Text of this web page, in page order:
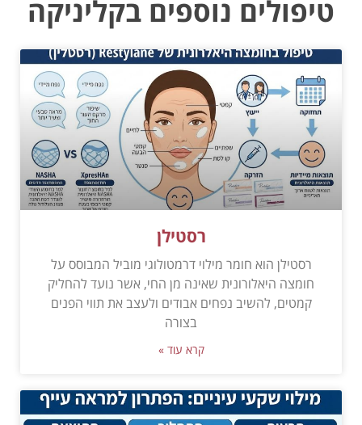
טיפולים נוספים בקליניקה
רסטילן
רסטילן הוא חומר מילוי דרמטולוגי מוביל המבוסס על
חומצה היאלורונית שאינה מן החי, אשר נועד להחליק
קמטים, להשיב נפחים אבודים ולעצב את תווי הפנים
בצורה
קרא עוד »